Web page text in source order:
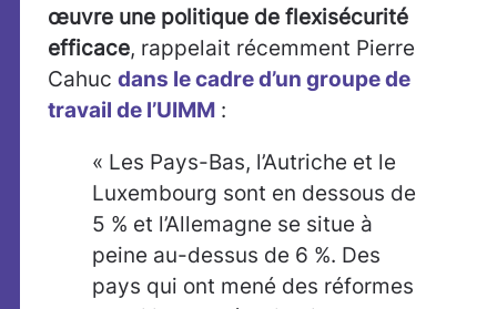
œuvre une politique de flexisécurité
efficace, rappelait récemment Pierre
Cahuc dans le cadre d’un groupe de
travail de l’UIMM :
« Les Pays-Bas, l’Autriche et le
Luxembourg sont en dessous de
5 % et l’Allemagne se situe à
peine au-dessus de 6 %. Des
pays qui ont mené des réformes